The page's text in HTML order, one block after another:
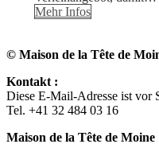
Mehr Infos
© Maison de la Tête de
Kontakt :
Diese E-Mail-Adresse ist vor
Tel. +41 32 484 03 16
Maison de la Tête de Moine